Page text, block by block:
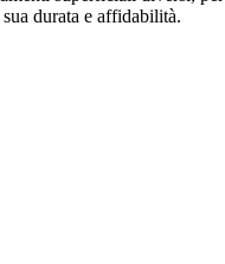
durata e affidabilità.